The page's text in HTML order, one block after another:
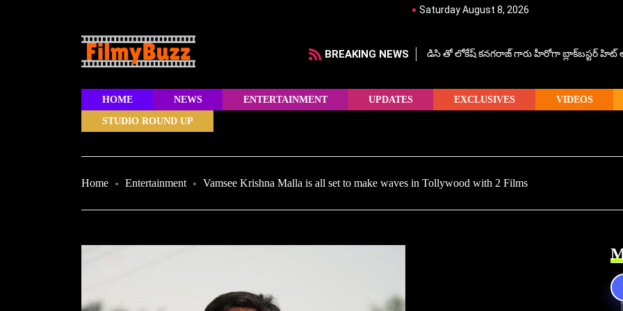
Saturday August 8, 2026
BREAKING NEWS డిసి తో లోకేష్ కనగరాజ్ గారు హీరోగా బ్లాక్‌బస్టర్ హిట్
HOME NEWS ENTERTAINMENT UPDATES EXCLUSIVES VIDEOS
STUDIO ROUND UP
Home Entertainment Vamsee Krishna Malla is all set to make waves in Tollywood with 2 Films